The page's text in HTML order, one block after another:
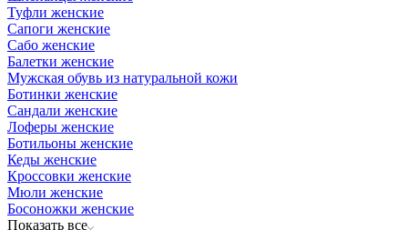
Туфли женские
Сапоги женские
Сабо женские
Балетки женские
Мужская обувь из натуральной кожи
Ботинки женские
Сандали женские
Лоферы женские
Ботильоны женские
Кеды женские
Кроссовки женские
Мюли женские
Босоножки женские
Показать все